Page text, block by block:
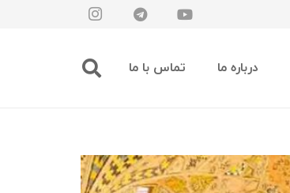
درباره ما تماس با ما